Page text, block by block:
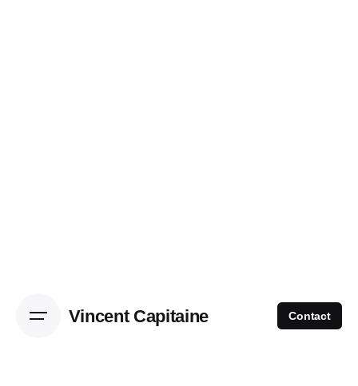
Vincent Capitaine Contact